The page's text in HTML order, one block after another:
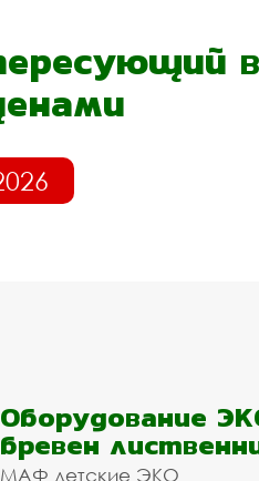
Оборудование
бревен
МАФ детские ЭКО